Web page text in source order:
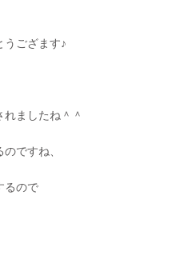
うござます♪
ましたね＾＾
ですね、
るので